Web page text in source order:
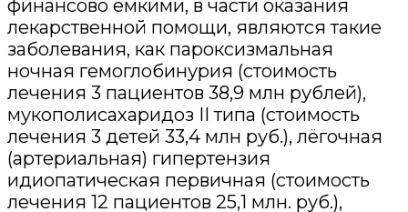
финансово емкими, в части оказания
лекарственной помощи, являются такие
заболевания, как пароксизмальная
ночная гемоглобинурия (стоимость
лечения 3 пациентов 38,9 млн рублей),
мукополисахаридоз II типа (стоимость
лечения 3 детей 33,4 млн руб.), лёгочная
(артериальная) гипертензия
идиопатическая первичная (стоимость
лечения 12 пациентов 25,1 млн. руб.),